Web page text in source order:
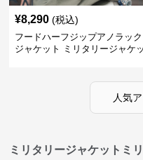
¥8,290 (税込)
フードハーフジップアノラック
ジャケット ミリタリージャケッ
人気
ミリタリージャケットミ